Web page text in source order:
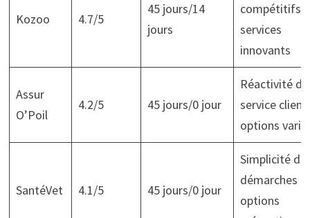
Kozoo 4.7/5
45 jours/14
jours
compétitifs
services
innovants
Assur
O’Poil
4.2/5 45 jours/0 jour
Réactivité du
service
options
SantéVet 4.1/5 45 jours/0 jour
Simplicité
démarches
options